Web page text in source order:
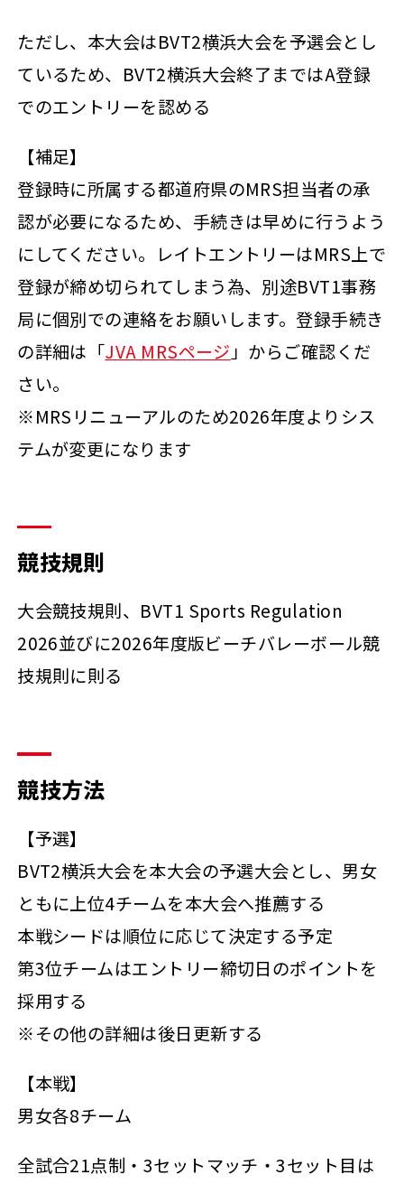
ただし、本大会はBVT2横浜大会を予選会とし
ているため、BVT2横浜大会終了まではA登録
でのエントリーを認める
【補足】
登録時に所属する都道府県のMRS担当者の承
認が必要になるため、手続きは早めに行うよう
にしてください。レイトエントリーはMRS上で
登録が締め切られてしまう為、別途BVT1事務
局に個別での連絡をお願いします。登録手続き
の詳細は「JVA MRSページ」からご確認くだ
さい。
※MRSリニューアルのため2026年度よりシス
テムが変更になります
競技規則
大会競技規則、BVT1 Sports Regulation
2026並びに2026年度版ビーチバレーボール競
技規則に則る
競技方法
【予選】
BVT2横浜大会を本大会の予選大会とし、男女
ともに上位4チームを本大会へ推薦する
本戦シードは順位に応じて決定する予定
第3位チームはエントリー締切日のポイントを
採用する
※その他の詳細は後日更新する
【本戦】
男女各8チーム
全試合21点制・3セットマッチ・3セット目は